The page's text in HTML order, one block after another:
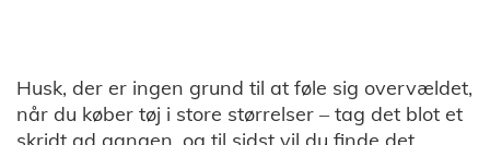
Husk, der er ingen grund til at føle sig overvældet,
når du køber tøj i store størrelser – tag det blot et